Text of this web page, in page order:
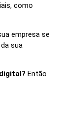
como
empresa se
sua
Então